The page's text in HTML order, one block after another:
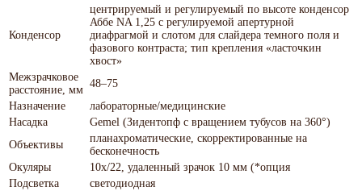
Конденсор
центрируемый и регулируемый по высоте конденсор
Аббе NA 1,25 с регулируемой апертурной
диафрагмой и слотом для слайдера темного поля и
фазового контраста; тип крепления «ласточкин
хвост»
Межзрачковое
расстояние, мм
48–75
Назначение
лабораторные/медицинские
Насадка
Gemel (Зидентопф с вращением тубусов на 360°)
Объективы
планахроматические, скорректированные на
бесконечность
Окуляры
10х/22, удаленный зрачок 10 мм (*опция
Подсветка
светодиодная